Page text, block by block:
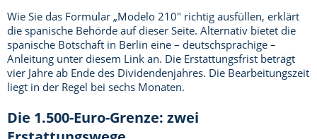
Wie Sie das Formular „Modelo 210″ richtig ausfüllen, erklärt
die spanische Behörde auf dieser Seite. Alternativ bietet die
spanische Botschaft in Berlin eine – deutschsprachige –
Anleitung unter diesem Link an. Die Erstattungsfrist beträgt
vier Jahre ab Ende des Dividendenjahres. Die Bearbeitungszeit
liegt in der Regel bei sechs Monaten.
Die 1.500-Euro-Grenze: zwei